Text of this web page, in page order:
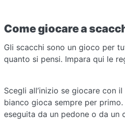
Come giocare a
Gli scacchi sono un gioco per
quanto si pensi. Impara qui le
Scegli all’inizio se giocare con
bianco gioca sempre per
eseguita da un pedone o da un